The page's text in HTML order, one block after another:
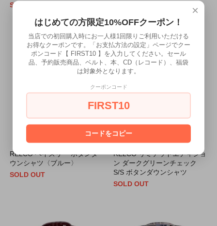
SOLD OUT
RELCO ペイズリー ボタンダ
ウンシャツ〈ブルー〉
SOLD OUT
RELCO リミテッドエディショ
ン ダークグリーンチェック
S/S ボタンダウンシャツ
SOLD OUT
×
はじめての方限定10%OFFクーポン！
当店での初回購入時にお一人様1回限りご利用いただける
お得なクーポンです。「お支払方法の設定」ページでクー
ポンコード【 FIRST10 】を入力してください。セール
品、予約販売商品、ベルト、本、CD（レコード）、福袋
は対象外となります。
クーポンコード
FIRST10
コードをコピー